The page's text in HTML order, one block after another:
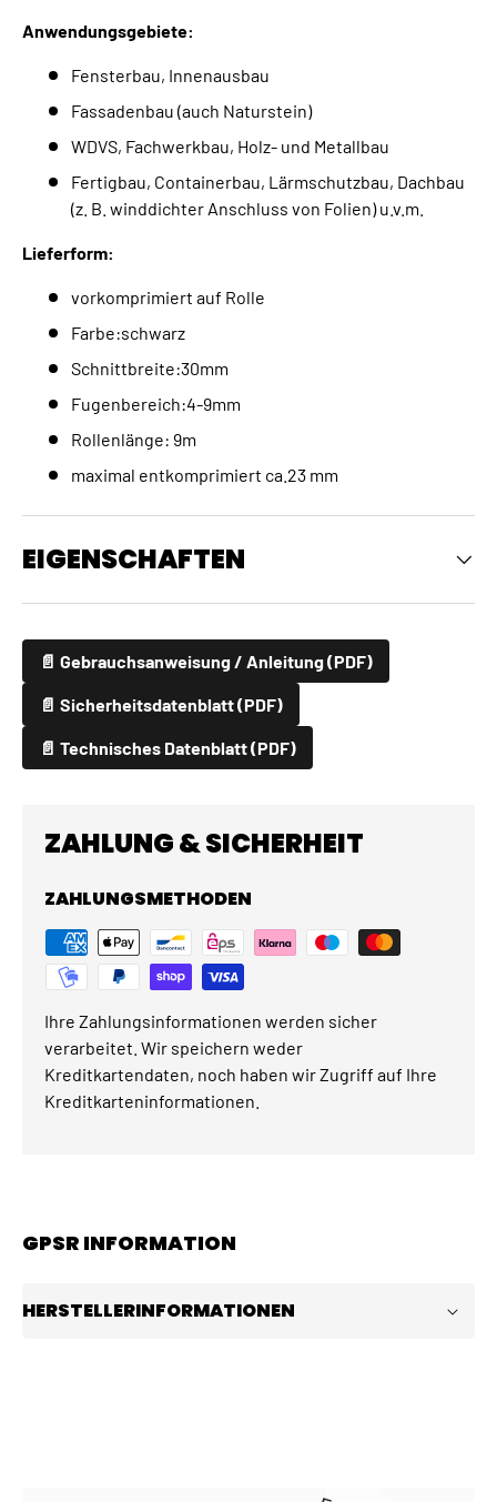
Anwendungsgebiete:
Fensterbau, Innenausbau
Fassadenbau (auch Naturstein)
WDVS, Fachwerkbau, Holz- und Metallbau
Fertigbau, Containerbau, Lärmschutzbau, Dachbau
(z. B. winddichter Anschluss von Folien) u.v.m.
Lieferform:
vorkomprimiert auf Rolle
Farbe:schwarz
Schnittbreite:30mm
Fugenbereich:4-9mm
Rollenlänge: 9m
maximal entkomprimiert ca.23 mm
EIGENSCHAFTEN
📄 Gebrauchsanweisung / Anleitung (PDF)
📄 Sicherheitsdatenblatt (PDF)
📄 Technisches Datenblatt (PDF)
ZAHLUNG & SICHERHEIT
ZAHLUNGSMETHODEN
Ihre Zahlungsinformationen werden sicher
verarbeitet. Wir speichern weder
Kreditkartendaten, noch haben wir Zugriff auf Ihre
Kreditkarteninformationen.
GPSR INFORMATION
HERSTELLERINFORMATIONEN